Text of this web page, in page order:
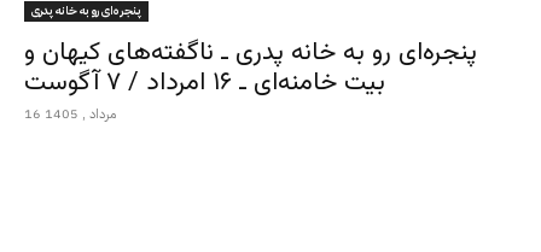
پنجره‌ای رو به خانه پدری
پنجره‌ای رو به خانه پدری ـ ناگفته‌های کیهان و
بیت خامنه‌ای ـ ۱۶ امرداد / ۷ آگوست
16 مرداد , 1405